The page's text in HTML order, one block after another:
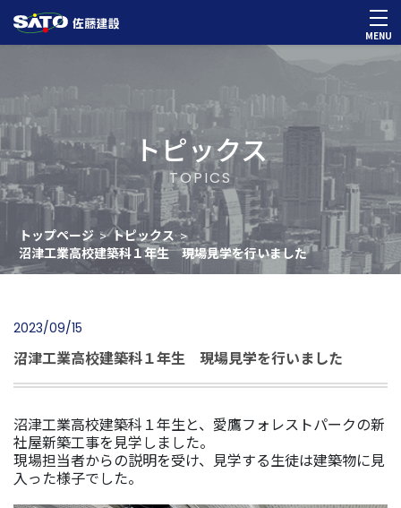
MENU
トピックス
TOPICS
トップページ > トピックス >
沼津工業高校建築科１年生 現場見学を行いました
2023/09/15
沼津工業高校建築科１年生 現場見学を行いました
沼津工業高校建築科１年生と、愛鷹フォレストパークの新
社屋新築工事を見学しました。
現場担当者からの説明を受け、見学する生徒は建築物に見
入った様子でした。